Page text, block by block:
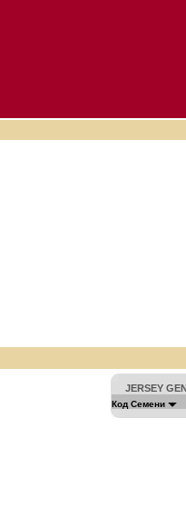
JERSEY
Код Семени